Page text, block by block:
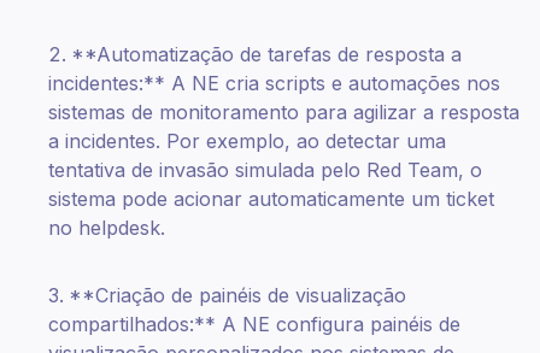
**Automatização de tarefas de resposta a
incidentes:** A NE cria scripts e automações nos
sistemas de monitoramento para agilizar a resposta
a incidentes. Por exemplo, ao detectar uma
tentativa de invasão simulada pelo Red Team, o
sistema pode acionar automaticamente um ticket
no helpdesk.
**Criação de painéis de visualização
compartilhados:** A NE configura painéis de